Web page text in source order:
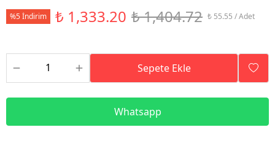
%5 İndirim ₺ 1,333.20 ₺ 1,404.72 ₺ 55.55 / Adet
Sepete Ekle
Whatsapp